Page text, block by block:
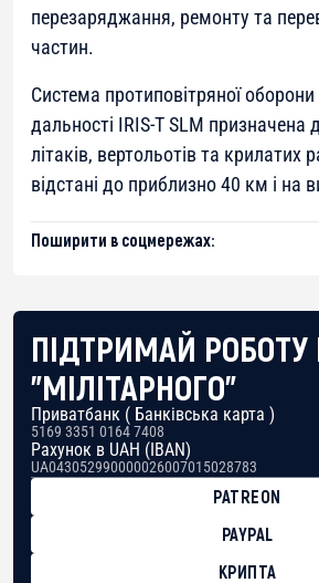
перезаряджання, ремонту та
частин.
Система протиповітряної оборони
дальності IRIS-T SLM призначена
літаків, вертольотів та крилатих
відстані до приблизно 40 км і на
Поширити в соцмережах:
ПІДТРИМАЙ РОБОТУ
"МІЛІТАРНОГО"
Приватбанк ( Банківська карта )
5169 3351 0164 7408
Рахунок в UAH (IBAN)
UA043052990000026007015028783
PATREON
PAYPAL
КРИПТА